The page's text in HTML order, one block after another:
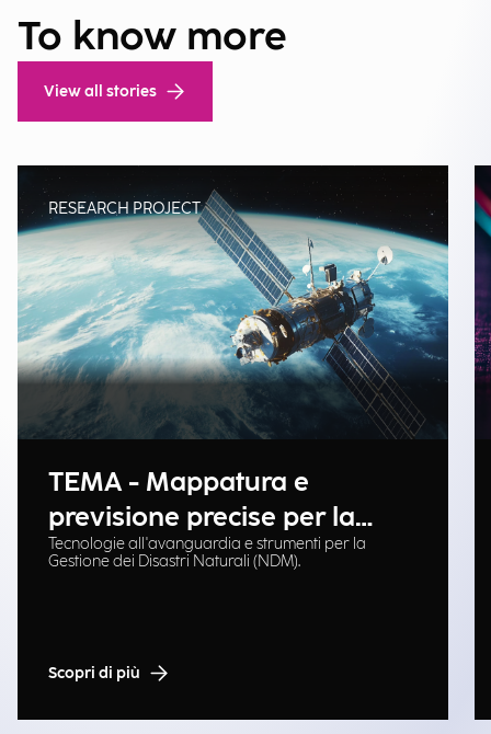
To know more
View all stories
RESEARCH PROJECT
TEMA - Mappatura e
previsione precise per la
gestione delle emergenze
Tecnologie all'avanguardia e strumenti per la
Gestione dei Disastri Naturali (NDM).
Scopri di più